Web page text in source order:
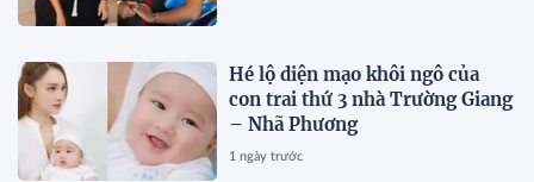
Hé lộ diện mạo khôi ngô của
con trai thứ 3 nhà Trường Giang
– Nhã Phương
1 ngày trước